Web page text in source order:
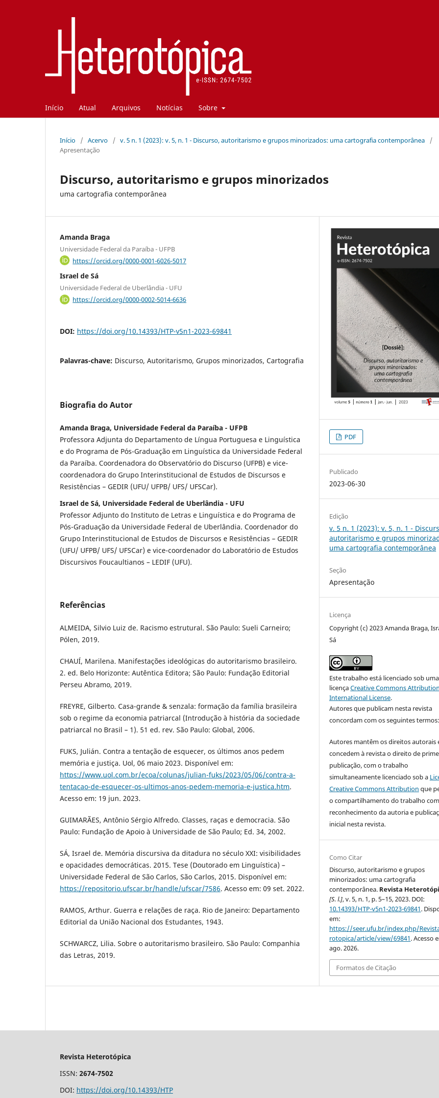
Início Atual Arquivos Notícias Sobre
Início / Acervo / v. 5 n. 1 (2023): v. 5, n. 1 - Discurso, autoritarismo e grupos minorizados: uma cartografia contemporânea
/
Apresentação
Discurso, autoritarismo e grupos minorizados
uma cartografia contemporânea
Amanda Braga
Universidade Federal da Paraíba - UFPB
https://orcid.org/0000-0001-6026-5017
Israel de Sá
Universidade Federal de Uberlândia - UFU
https://orcid.org/0000-0002-5014-6636
DOI: https://doi.org/10.14393/HTP-v5n1-2023-69841
Palavras-chave: Discurso, Autoritarismo, Grupos minorizados, Cartografia
Biografia do Autor
Amanda Braga, Universidade Federal da Paraíba - UFPB
Professora Adjunta do Departamento de Língua Portuguesa e Linguística
e do Programa de Pós-Graduação em Linguística da Universidade Federal
da Paraíba. Coordenadora do Observatório do Discurso (UFPB) e vice-
coordenadora do Grupo Interinstitucional de Estudos de Discursos e
Resistências – GEDIR (UFU/ UFPB/ UFS/ UFSCar).
Israel de Sá, Universidade Federal de Uberlândia - UFU
Professor Adjunto do Instituto de Letras e Linguística e do Programa de
Pós-Graduação da Universidade Federal de Uberlândia. Coordenador do
Grupo Interinstitucional de Estudos de Discursos e Resistências – GEDIR
(UFU/ UFPB/ UFS/ UFSCar) e vice-coordenador do Laboratório de Estudos
Discursivos Foucaultianos – LEDIF (UFU).
Referências
ALMEIDA, Silvio Luiz de. Racismo estrutural. São Paulo: Sueli Carneiro;
Pólen, 2019.
CHAUÍ, Marilena. Manifestações ideológicas do autoritarismo brasileiro.
2. ed. Belo Horizonte: Autêntica Editora; São Paulo: Fundação Editorial
Perseu Abramo, 2019.
FREYRE, Gilberto. Casa-grande & senzala: formação da família brasileira
sob o regime da economia patriarcal (Introdução à história da sociedade
patriarcal no Brasil – 1). 51 ed. rev. São Paulo: Global, 2006.
FUKS, Julián. Contra a tentação de esquecer, os últimos anos pedem
memória e justiça. Uol, 06 maio 2023. Disponível em:
https://www.uol.com.br/ecoa/colunas/julian-fuks/2023/05/06/contra-a-
tentacao-de-esquecer-os-ultimos-anos-pedem-memoria-e-justica.htm.
Acesso em: 19 jun. 2023.
GUIMARÃES, Antônio Sérgio Alfredo. Classes, raças e democracia. São
Paulo: Fundação de Apoio à Universidade de São Paulo; Ed. 34, 2002.
SÁ, Israel de. Memória discursiva da ditadura no século XXI: visibilidades
e opacidades democráticas. 2015. Tese (Doutorado em Linguística) –
Universidade Federal de São Carlos, São Carlos, 2015. Disponível em:
https://repositorio.ufscar.br/handle/ufscar/7586. Acesso em: 09 set. 2022.
RAMOS, Arthur. Guerra e relações de raça. Rio de Janeiro: Departamento
Editorial da União Nacional dos Estudantes, 1943.
SCHWARCZ, Lilia. Sobre o autoritarismo brasileiro. São Paulo: Companhia
das Letras, 2019.
PDF
Publicado
2023-06-30
Edição
v. 5 n. 1 (2023): v. 5, n. 1 -
autoritarismo e grupos
uma cartografia contemporânea
Seção
Apresentação
Licença
Copyright (c) 2023 Amanda Braga,
Sá
Este trabalho está licenciado sob uma
licençaCreative Commons
International License.
Autores que publicam nesta revista
concordam com os seguintes termos:
Autores mantêm os direitos autorais
concedem à revista o direito de
publicação, com o trabalho
simultaneamente licenciado sob a
Creative Commons Attribution que
o compartilhamento do trabalho com
reconhecimento da autoria e
inicial nesta revista.
Como Citar
Discurso, autoritarismo e grupos
minorizados: uma cartografia
contemporânea. Revista
[S. l.], v. 5, n. 1, p. 5–15, 2023. DOI:
10.14393/HTP-v5n1-2023-69841.
em:
https://seer.ufu.br/index.php/
rotopica/article/view/69841. Acesso
ago. 2026.
Formatos de Citação
Revista Heterotópica
ISSN: 2674-7502
DOI: https://doi.org/10.14393/HTP